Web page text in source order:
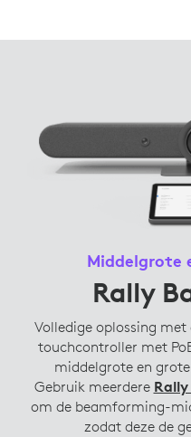
Middelgrote
Rally
Volledige oplossing
touchcontroller met
middelgrote en
Gebruik meerdere
om de beamforming-
zodat deze de